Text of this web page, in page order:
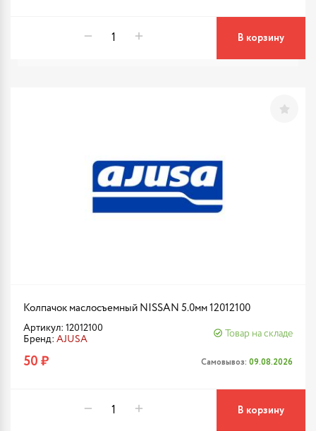
В корзину
Колпачок маслосъемный NISSAN 5.0мм 12012100
Артикул: 12012100
Бренд: AJUSA
Товар на складе
50 ₽ Самовывоз: 09.08.2026
В корзину